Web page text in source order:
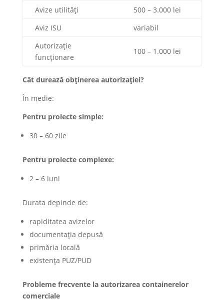
Avize utilități
500 – 3.000 lei
Aviz ISU
variabil
Autorizație
funcționare
100 – 1.000 lei
Cât durează obținerea autorizației?
În medie:
Pentru proiecte simple:
30 – 60 zile
Pentru proiecte complexe:
2 – 6 luni
Durata depinde de:
rapiditatea avizelor
documentația depusă
primăria locală
existența PUZ/PUD
Probleme frecvente la autorizarea containerelor
comerciale